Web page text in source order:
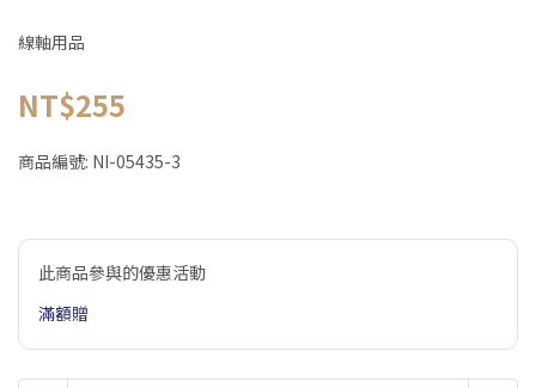
線軸用品
NT$255
商品編號: NI-05435-3
此商品參與的優惠活動
滿額贈